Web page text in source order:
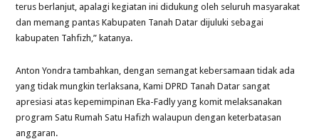
terus berlanjut, apalagi kegiatan ini didukung oleh seluruh masyarakat
dan memang pantas Kabupaten Tanah Datar dijuluki sebagai
kabupaten Tahfizh,” katanya.
Anton Yondra tambahkan, dengan semangat kebersamaan tidak ada
yang tidak mungkin terlaksana, Kami DPRD Tanah Datar sangat
apresiasi atas kepemimpinan Eka-Fadly yang komit melaksanakan
program Satu Rumah Satu Hafizh walaupun dengan keterbatasan
anggaran.